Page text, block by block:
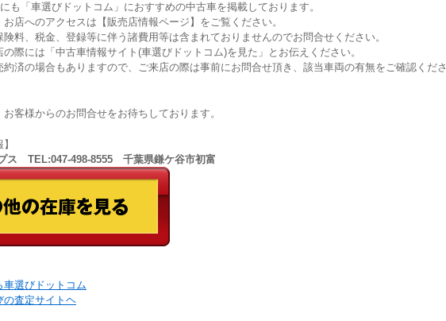
も「車選びドットコム」におすすめの中古車を掲載しております。
店へのアクセスは【販売店情報ページ】をご覧ください。
料、税金、登録等に伴う諸費用等は含まれておりませんのでお問合せください。
の際には「中古車情報サイト(車選びドットコム)を見た」とお伝えください。
約済の場合もありますので、ご来店の際は事前にお問合せ頂き、該当車両の有無をご確認くださ
客様からのお問合せをお待ちしております。
】
ス TEL:047-498-8555 千葉県鎌ケ谷市初富
車選びドットコム
の査定サイトヘ